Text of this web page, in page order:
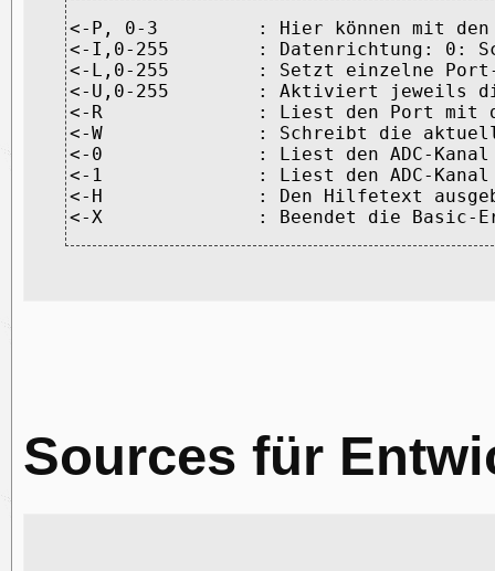
<-P, 0-3         : Hier können mit den
<-I,0-255        : Datenrichtung: 0:
<-L,0-255        : Setzt einzelne Port-
<-U,0-255        : Aktiviert jeweils
<-R              : Liest den Port mit
<-W              : Schreibt die
<-0              : Liest den ADC-Kanal 0
<-1              : Liest den ADC-Kanal 1
<-H              : Den Hilfetext
Sources für